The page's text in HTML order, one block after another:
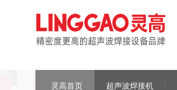
灵高首页 超声波焊接机